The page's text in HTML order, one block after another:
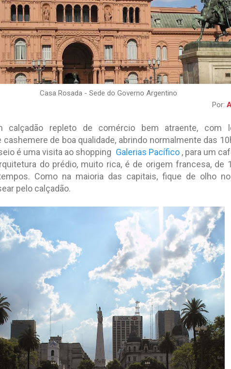
Casa Rosada - Sede do Governo Argentino
Por:
calçadão repleto de comércio bem atraente, com
de boa qualidade, abrindo normalmente das
é uma visita ao shopping Galerias Pacífico, para um
do prédio, muito rica, é de origem francesa,
Como na maioria das capitais, fique de olho
pelo calçadão.